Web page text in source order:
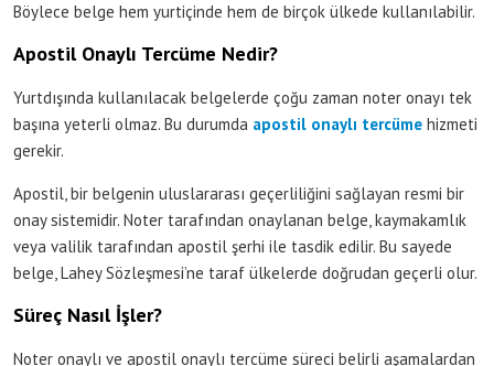
Böylece belge hem yurtiçinde hem de birçok ülkede kullanılabilir.
Apostil Onaylı Tercüme Nedir?
Yurtdışında kullanılacak belgelerde çoğu zaman noter onayı tek
başına yeterli olmaz. Bu durumda apostil onaylı tercüme hizmeti
gerekir.
Apostil, bir belgenin uluslararası geçerliliğini sağlayan resmi bir
onay sistemidir. Noter tarafından onaylanan belge, kaymakamlık
veya valilik tarafından apostil şerhi ile tasdik edilir. Bu sayede
belge, Lahey Sözleşmesi’ne taraf ülkelerde doğrudan geçerli olur.
Süreç Nasıl İşler?
Noter onaylı ve apostil onaylı tercüme süreci belirli aşamalardan